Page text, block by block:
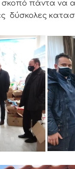
πάντα να
δύσκολες